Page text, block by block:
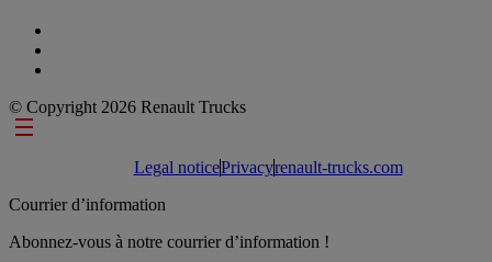
© Copyright 2026 Renault Trucks
Footer links
Legal noticePrivacyrenault-trucks.com
Courrier d’information
Abonnez-vous à notre courrier d’information !